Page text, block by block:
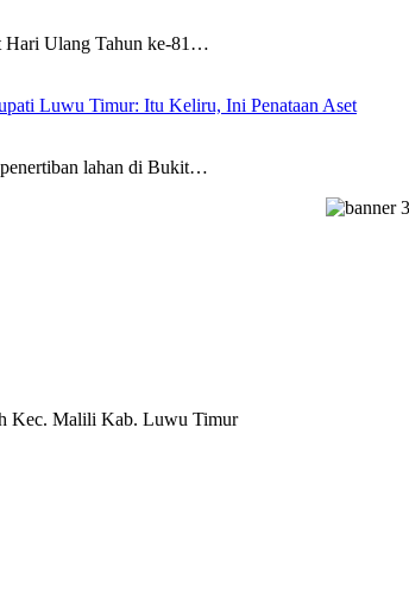
Ulang Tahun ke-81…
Luwu Timur: Itu Keliru, Ini Penataan Aset
lahan di Bukit…
Kec. Malili Kab. Luwu Timur